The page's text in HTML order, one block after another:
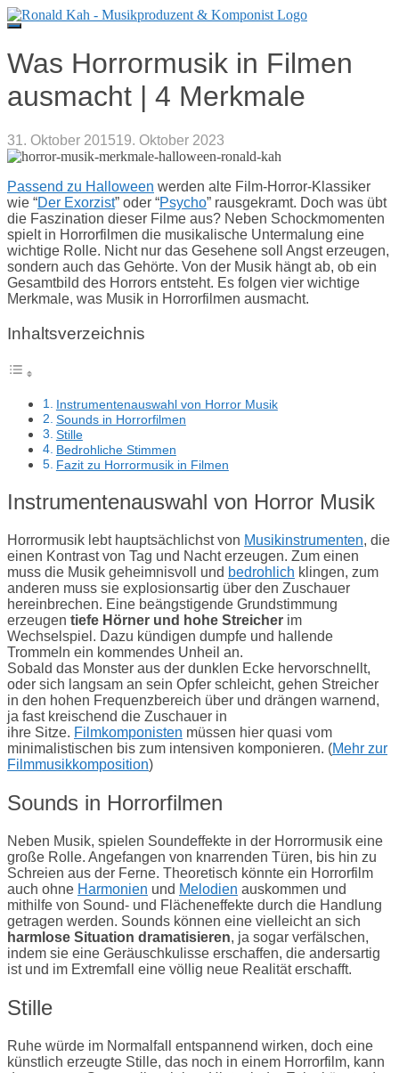
Direkt
zum
Was Horrormusik in Filmen
ausmacht | 4 Merkmale
31. Oktober 201519. Oktober 2023
Passend zu Halloween werden alte Film-Horror-Klassiker
wie “Der Exorzist” oder “Psycho” rausgekramt. Doch was übt
die Faszination dieser Filme aus? Neben Schockmomenten
spielt in Horrorfilmen die musikalische Untermalung eine
wichtige Rolle. Nicht nur das Gesehene soll Angst erzeugen,
sondern auch das Gehörte. Von der Musik hängt ab, ob ein
Gesamtbild des Horrors entsteht. Es folgen vier wichtige
Merkmale, was Musik in Horrorfilmen ausmacht.
Inhaltsverzeichnis
Instrumentenauswahl von Horror Musik
Sounds in Horrorfilmen
Stille
Bedrohliche Stimmen
Fazit zu Horrormusik in Filmen
Instrumentenauswahl von Horror Musik
Horrormusik lebt hauptsächlichst von Musikinstrumenten, die
einen Kontrast von Tag und Nacht erzeugen. Zum einen
muss die Musik geheimnisvoll und bedrohlich klingen, zum
anderen muss sie explosionsartig über den Zuschauer
hereinbrechen. Eine beängstigende Grundstimmung
erzeugen tiefe Hörner und hohe Streicher im
Wechselspiel. Dazu kündigen dumpfe und hallende
Trommeln ein kommendes Unheil an.
Sobald das Monster aus der dunklen Ecke hervorschnellt,
oder sich langsam an sein Opfer schleicht, gehen Streicher
in den hohen Frequenzbereich über und drängen warnend,
ja fast kreischend die Zuschauer in
ihre Sitze. Filmkomponisten müssen hier quasi vom
minimalistischen bis zum intensiven komponieren. (Mehr zur
Filmmusikkomposition)
Sounds in Horrorfilmen
Neben Musik, spielen Soundeffekte in der Horrormusik eine
große Rolle. Angefangen von knarrenden Türen, bis hin zu
Schreien aus der Ferne. Theoretisch könnte ein Horrorfilm
auch ohne Harmonien und Melodien auskommen und
mithilfe von Sound- und Flächeneffekte durch die Handlung
getragen werden. Sounds können eine vielleicht an sich
harmlose Situation dramatisieren, ja sogar verfälschen,
indem sie eine Geräuschkulisse erschaffen, die andersartig
ist und im Extremfall eine völlig neue Realität erschafft.
Stille
Ruhe würde im Normalfall entspannend wirken, doch eine
künstlich erzeugte Stille, das noch in einem Horrorfilm, kann